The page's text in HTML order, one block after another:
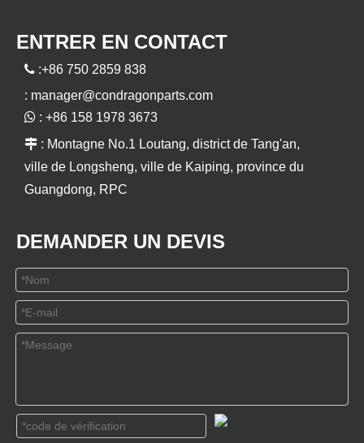
ENTRER EN CONTACT
 :+86 750 2859 838
: manager@condragonparts.com
 : +86 158 1978 3673
 : Montagne No.1 Loutang, district de Tang'an,
ville de Longsheng, ville de Kaiping, province du
Guangdong, RPC
DEMANDER UN DEVIS